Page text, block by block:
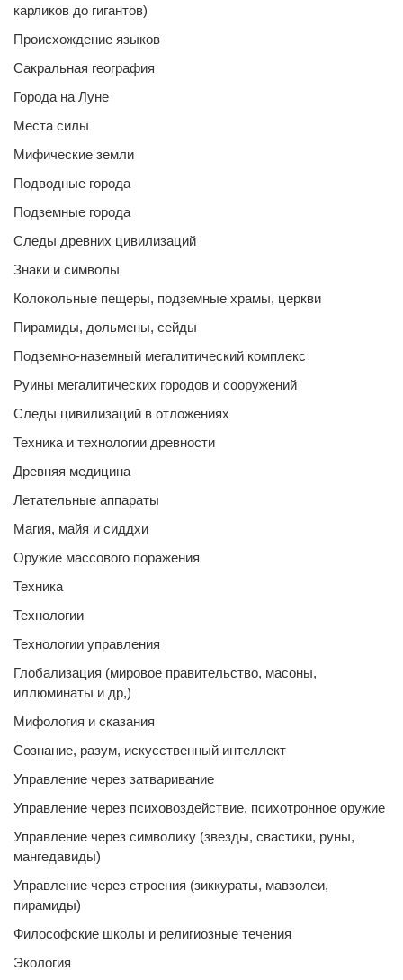
карликов до гигантов)
Происхождение языков
Сакральная география
Города на Луне
Места силы
Мифические земли
Подводные города
Подземные города
Следы древних цивилизаций
Знаки и символы
Колокольные пещеры, подземные храмы, церкви
Пирамиды, дольмены, сейды
Подземно-наземный мегалитический комплекс
Руины мегалитических городов и сооружений
Следы цивилизаций в отложениях
Техника и технологии древности
Древняя медицина
Летательные аппараты
Магия, майя и сиддхи
Оружие массового поражения
Техника
Технологии
Технологии управления
Глобализация (мировое правительство, масоны,
иллюминаты и др,)
Мифология и сказания
Сознание, разум, искусственный интеллект
Управление через затваривание
Управление через психовоздействие, психотронное оружие
Управление через символику (звезды, свастики, руны,
мангедавиды)
Управление через строения (зиккураты, мавзолеи,
пирамиды)
Философские школы и религиозные течения
Экология